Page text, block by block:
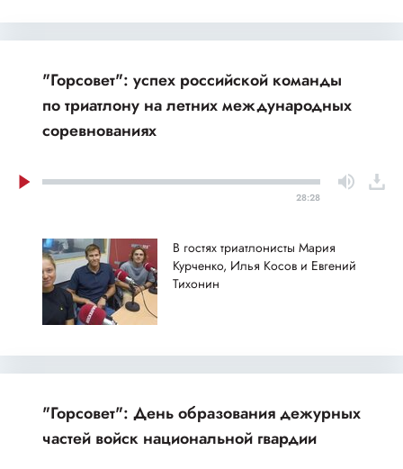
"Горсовет": успех российской команды
по триатлону на летних международных
соревнованиях
28:28
В гостях триатлонисты Мария
Курченко, Илья Косов и Евгений
Тихонин
"Горсовет": День образования дежурных
частей войск национальной гвардии